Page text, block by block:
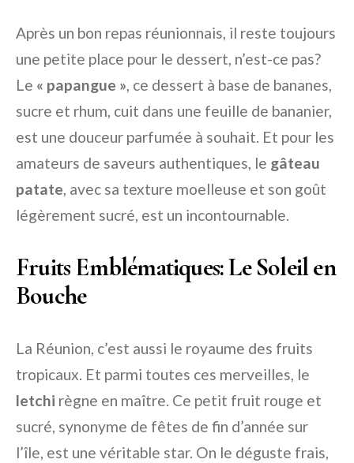
Après un bon repas réunionnais, il reste toujours
une petite place pour le dessert, n’est-ce pas?
Le « papangue », ce dessert à base de bananes,
sucre et rhum, cuit dans une feuille de bananier,
est une douceur parfumée à souhait. Et pour les
amateurs de saveurs authentiques, le gâteau
patate, avec sa texture moelleuse et son goût
légèrement sucré, est un incontournable.
Fruits Emblématiques: Le Soleil en
Bouche
La Réunion, c’est aussi le royaume des fruits
tropicaux. Et parmi toutes ces merveilles, le
letchi règne en maître. Ce petit fruit rouge et
sucré, synonyme de fêtes de fin d’année sur
l’île, est une véritable star. On le déguste frais,